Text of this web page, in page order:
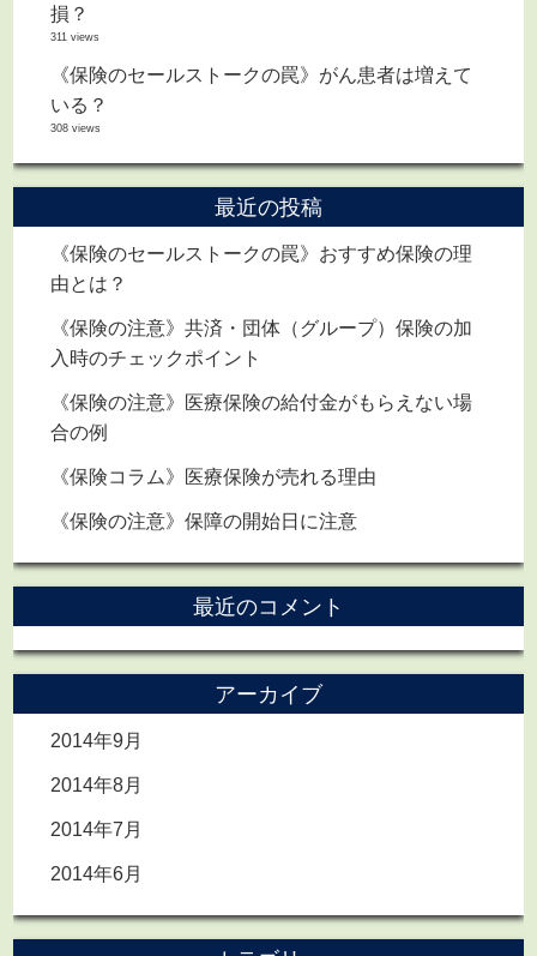
損？
311 views
《保険のセールストークの罠》がん患者は増えて
いる？
308 views
最近の投稿
《保険のセールストークの罠》おすすめ保険の理
由とは？
《保険の注意》共済・団体（グループ）保険の加
入時のチェックポイント
《保険の注意》医療保険の給付金がもらえない場
合の例
《保険コラム》医療保険が売れる理由
《保険の注意》保障の開始日に注意
最近のコメント
アーカイブ
2014年9月
2014年8月
2014年7月
2014年6月